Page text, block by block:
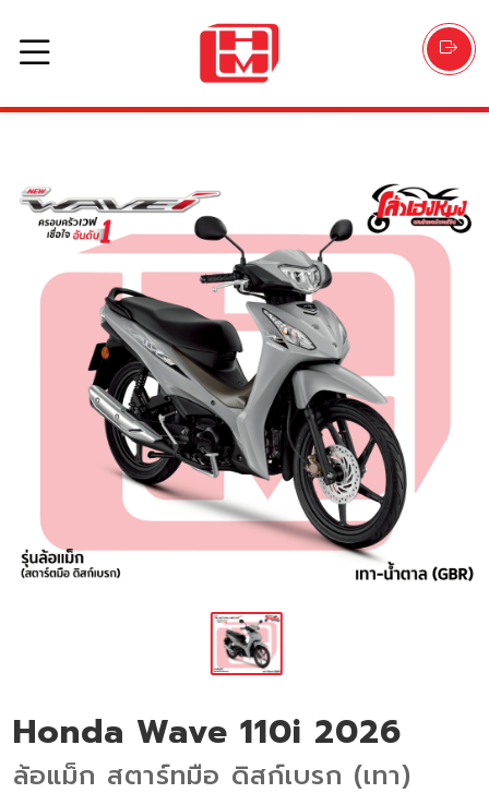
Honda Wave 110i 2026
ล้อแม็ก สตาร์ทมือ ดิสก์เบรก (เทา)